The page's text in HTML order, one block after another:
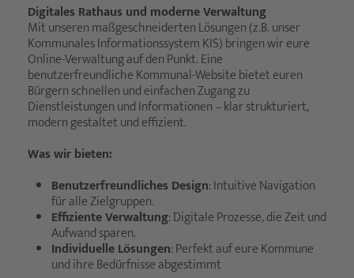
Digitales Rathaus und moderne Verwaltung
Mit unseren maßgeschneiderten Lösungen (z.B. unser
Kommunales Informationssystem KIS) bringen wir eure
Online-Verwaltung auf den Punkt. Eine
benutzerfreundliche Kommunal-Website bietet euren
Bürgern schnellen und einfachen Zugang zu
Dienstleistungen und Informationen – klar strukturiert,
modern gestaltet und effizient.
Was wir bieten:
Benutzerfreundliches Design: Intuitive Navigation
für alle Zielgruppen.
Effiziente Verwaltung: Digitale Prozesse, die Zeit und
Aufwand sparen.
Individuelle Lösungen: Perfekt auf eure Kommune
und ihre Bedürfnisse abgestimmt